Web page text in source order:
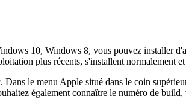
10, Windows 8, vous pouvez installer
plus récents, s'installent normalement
le menu Apple situé dans le coin
également connaître le numéro de